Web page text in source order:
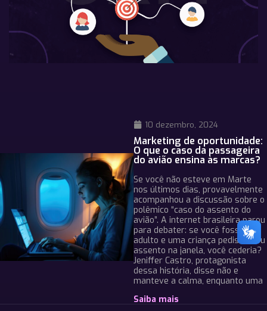
10 dezembro, 2024
Marketing de oportunidade:
O que o caso da passageira
do avião ensina às marcas?
Se você não esteve em Marte
nos últimos dias, provavelmente
acompanhou a discussão sobre o
polêmico “caso do assento do
avião”. A internet brasileira parou
para debater: se você fosse um
adulto e uma criança pedisse seu
assento na janela, você cederia?
Jeniffer Castro, protagonista
dessa história, disse não e
manteve a calma, enquanto uma
Saiba mais